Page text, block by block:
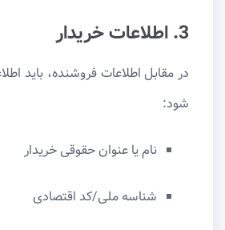
3. اطلاعات خریدار
در مقابل اطلاعات فروشنده، باید
شود:
نام یا عنوان حقوقی خریدار
شناسه ملی/کد اقتصادی